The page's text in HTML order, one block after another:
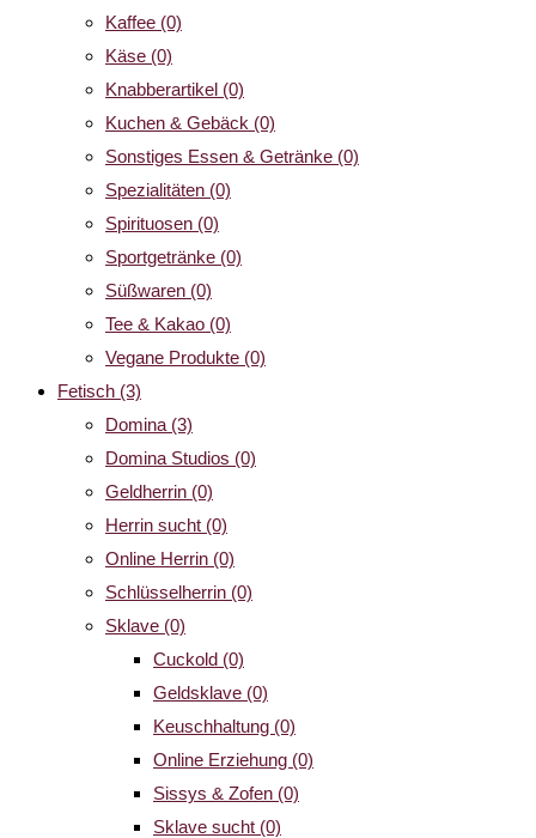
Kaffee (0)
Käse (0)
Knabberartikel (0)
Kuchen & Gebäck (0)
Sonstiges Essen & Getränke (0)
Spezialitäten (0)
Spirituosen (0)
Sportgetränke (0)
Süßwaren (0)
Tee & Kakao (0)
Vegane Produkte (0)
Fetisch (3)
Domina (3)
Domina Studios (0)
Geldherrin (0)
Herrin sucht (0)
Online Herrin (0)
Schlüsselherrin (0)
Sklave (0)
Cuckold (0)
Geldsklave (0)
Keuschhaltung (0)
Online Erziehung (0)
Sissys & Zofen (0)
Sklave sucht (0)